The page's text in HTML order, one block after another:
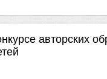
авторских